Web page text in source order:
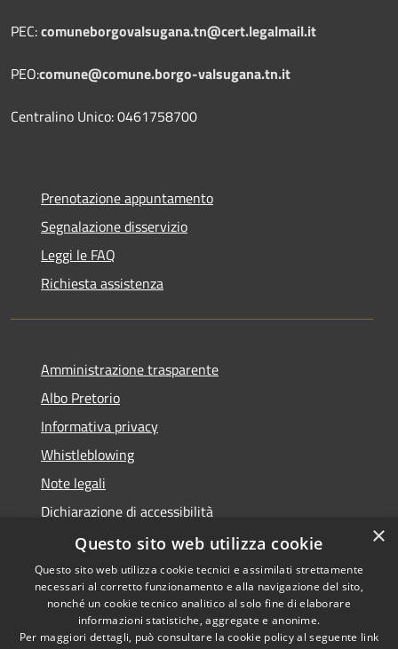
PEC:comuneborgovalsugana.tn@cert.legalmail.it
PEO:comune@comune.borgo-valsugana.tn.it
Centralino Unico: 0461758700
Prenotazione appuntamento
Segnalazione disservizio
Leggi le FAQ
Richiesta assistenza
Amministrazione trasparente
Albo Pretorio
Informativa privacy
Whistleblowing
Note legali
Dichiarazione di accessibilità
Feedback accessibilità
RSS
Copyright © 2026 • Comune di
×
Questo sito web utilizza cookie
Questo sito web utilizza cookie tecnici e assimilati strettamente
necessari al corretto funzionamento e alla navigazione del sito,
nonché un cookie tecnico analitico al solo fine di elaborare
informazioni statistiche, aggregate e anonime.
Per maggiori dettagli, può consultare la cookie policy al seguente link